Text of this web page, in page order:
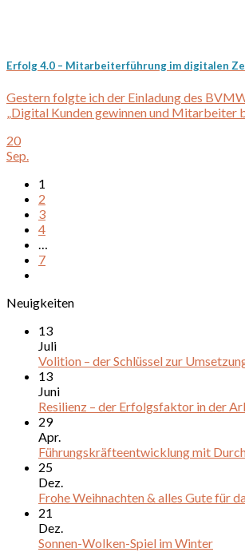
Erfolg 4.0 – Mitarbeiterführung im digitalen
Gestern folgte ich der Einladung des
„Digital Kunden gewinnen und Mitarbeiter
20
Sep.
1
2
3
4
…
7
Neuigkeiten
13
Juli
Volition – der Schlüssel zur
13
Juni
Resilienz – der Erfolgsfaktor in der
29
Apr.
Führungskräfteentwicklung mit
25
Dez.
Frohe Weihnachten & alles Gute für
21
Dez.
Sonnen-Wolken-Spiel im Winter